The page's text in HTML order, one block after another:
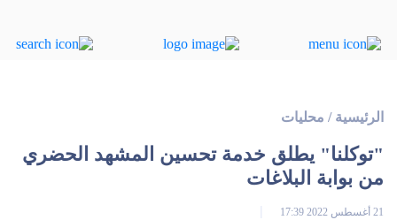
الرئيسية / محليات
"توكلنا" يطلق خدمة تحسين المشهد الحضري
من بوابة البلاغات
21 أغسطس 2022 17:39